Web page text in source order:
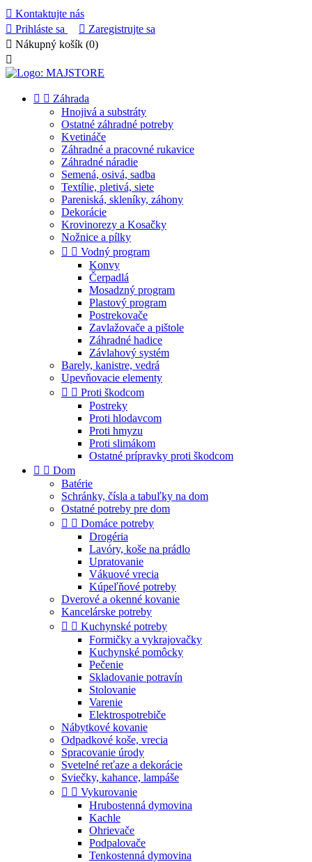
 Kontaktujte nás
 Prihláste sa  Zaregistrujte sa
 Nákupný košík (0)

  Záhrada
Hnojivá a substráty
Ostatné záhradné potreby
Kvetináče
Záhradné a pracovné rukavice
Záhradné náradie
Semená, osivá, sadba
Textílie, pletivá, siete
Pareniská, skleníky, záhony
Dekorácie
Krovinorezy a Kosačky
Nožnice a pílky
  Vodný program
Konvy
Čerpadlá
Mosadzný program
Plastový program
Postrekovače
Zavlažovače a pištole
Záhradné hadice
Závlahový systém
Barely, kanistre, vedrá
Upevňovacie elementy
  Proti škodcom
Postreky
Proti hlodavcom
Proti hmyzu
Proti slimákom
Ostatné prípravky proti škodcom
  Dom
Batérie
Schránky, čísla a tabuľky na dom
Ostatné potreby pre dom
  Domáce potreby
Drogéria
Lavóry, koše na prádlo
Upratovanie
Vákuové vrecia
Kúpeľňové potreby
Dverové a okenné kovanie
Kancelárske potreby
  Kuchynské potreby
Formičky a vykrajovačky
Kuchynské pomôcky
Pečenie
Skladovanie potravín
Stolovanie
Varenie
Elektrospotrebiče
Nábytkové kovanie
Odpadkové koše, vrecia
Spracovanie úrody
Svetelné reťaze a dekorácie
Sviečky, kahance, lampáše
  Vykurovanie
Hrubostenná dymovina
Kachle
Ohrievače
Podpalovače
Tenkostenná dymovina